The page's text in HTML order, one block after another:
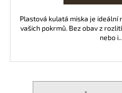
Plastová kulatá miska je ideální
vašich pokrmů. Bez obav z
nebo